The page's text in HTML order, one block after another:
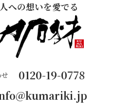
への想いを愛でる
0120-19-0778